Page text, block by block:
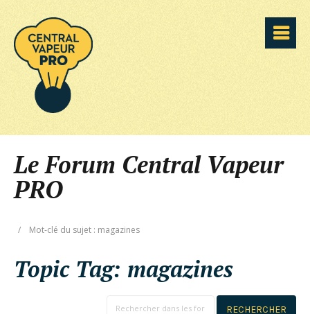
Le Forum Central Vapeur
PRO
/ Mot-clé du sujet : magazines
Topic Tag: magazines